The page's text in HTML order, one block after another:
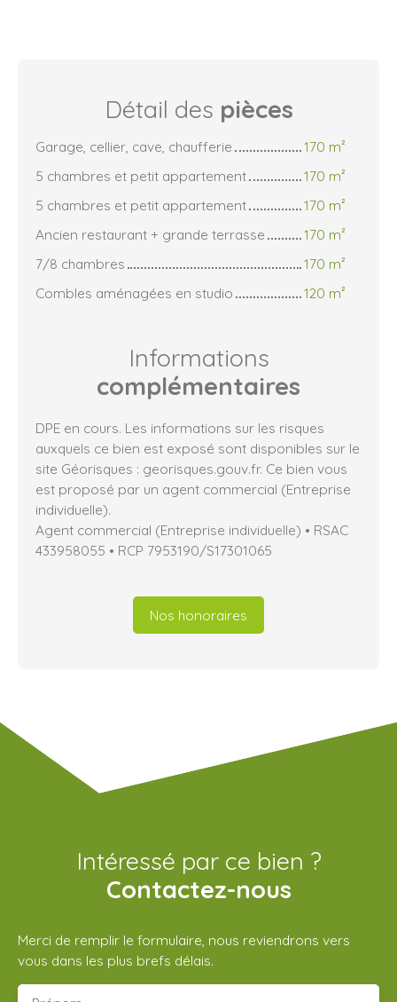
Détail des pièces
Garage, cellier, cave, chaufferie
170 m²
5 chambres et petit appartement
170 m²
5 chambres et petit appartement
170 m²
Ancien restaurant + grande terrasse
170 m²
7/8 chambres
170 m²
Combles aménagées en studio
120 m²
Informations
complémentaires
DPE en cours. Les informations sur les risques
auxquels ce bien est exposé sont disponibles sur le
site Géorisques : georisques.gouv.fr. Ce bien vous
est proposé par un agent commercial (Entreprise
individuelle).
Agent commercial (Entreprise individuelle) • RSAC
433958055 • RCP 7953190/S17301065
Nos honoraires
Intéressé par ce bien ?
Contactez-nous
Merci de remplir le formulaire, nous reviendrons vers
vous dans les plus brefs délais.